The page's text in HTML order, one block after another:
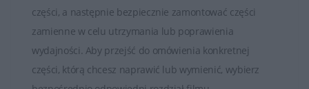
części, a następnie bezpiecznie zamontować części
zamienne w celu utrzymania lub poprawienia
wydajności. Aby przejść do omówienia konkretnej
części, którą chcesz naprawić lub wymienić, wybierz